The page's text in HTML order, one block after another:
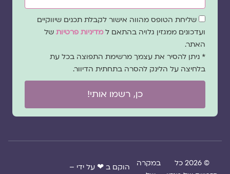
שדה
הסכמה
שליחת הטופס מהווה אישור לקבלת תכנים שיווקיים
ועדכונים ממגזין גלויה בהתאם ל מדיניות פרטיותשל
האתר.
* ניתן להסיר את עצמך מרשימת התפוצה בכל עת
בלחיצה על הלינק להסרה בתחתית הדיוור.
כן, רשמו אותי!
© 2026 כל
במקרה
הוקם ב ❤ על ידי –